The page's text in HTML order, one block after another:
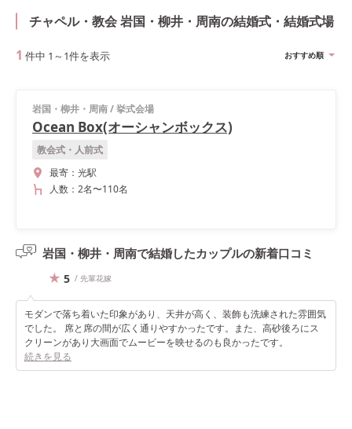
チャペル・教会 岩国・柳井・周南の結婚式・結婚式場
1 件中 1 ～ 1件を表示 おすすめ順
岩国・柳井・周南/挙式会場
Ocean Box(オーシャンボックス)
教会式・人前式
最寄： 光駅
人数： 2名〜110名
岩国・柳井・周南で結婚したカップルの新着口コミ
5 / 先輩花嫁
モダンで落ち着いた印象があり、天井が高く、装飾も洗練された雰囲気
でした。 席と席の間が広く通りやすかったです。また、高砂後ろにス
クリーンがあり大画面でムービーを映せるのも良かったです。
続きを見る